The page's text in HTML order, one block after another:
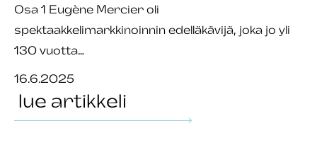
Osa 1 Eugène Mercier oli
spektaakkelimarkkinoinnin edelläkävijä, joka jo yli
130 vuotta…
16.6.2025
lue artikkeli